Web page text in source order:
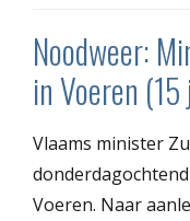
Noodweer:
in Voeren
Vlaams minister
Voeren. Naar